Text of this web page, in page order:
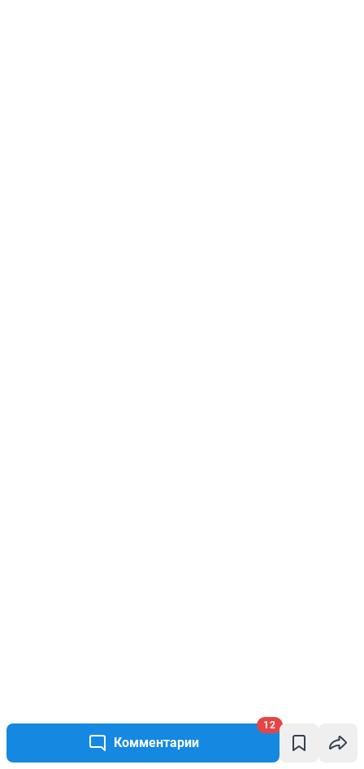
Комментарии
12